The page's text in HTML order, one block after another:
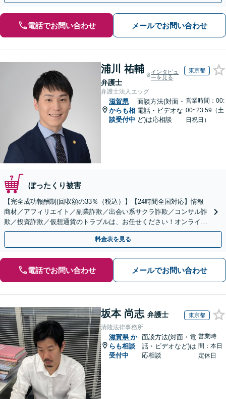
電話でお問い合わせ メールでお問い合わせ
浦川 祐輔
弁護士
インタビュ
ーを見る
東京都
弁護士法人エッグ
滋賀県
からも相
談受付中
面談方法(対面・
電話・ビデオな
ど)は応相談
営業時間：00:
00~23:59（土
日祝日）
ぼったくり被害
【完全成功報酬制(回収額の33％（税込）】【24時間全国対応】情報
商材／アフィリエイト／副業詐欺／出会い系サクラ詐欺／コンサル詐
欺／投資詐欺／仮想通貨のトラブルは、お任せください！オンライン
のみで解決も可能！
料金表を見る
電話でお問い合わせ メールでお問い合わせ
坂本 尚志 弁護士 東京都
清陵法律事務所
滋賀県 か
らも相談
受付中
面談方法(対面・電
話・ビデオなど)は
応相談
営業時
間：本日
定休日